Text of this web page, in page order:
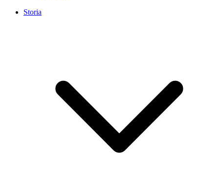
Storia